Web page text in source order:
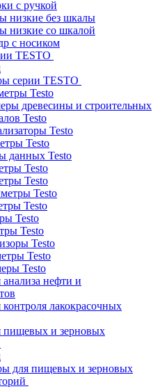
с ручкой
низкие без шкалы
низкие со шкалой
с носиком
TESTO
серии TESTO
Testo
древесины и строительных
Testo
Testo
Testo
данных Testo
Testo
Testo
Testo
Testo
Testo
Testo
Testo
Testo
Testo
нефти и
лакокрасочных
и зерновых
для пищевых и зерновых